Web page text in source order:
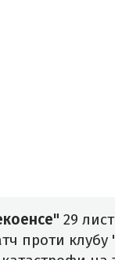
29
проти клубу